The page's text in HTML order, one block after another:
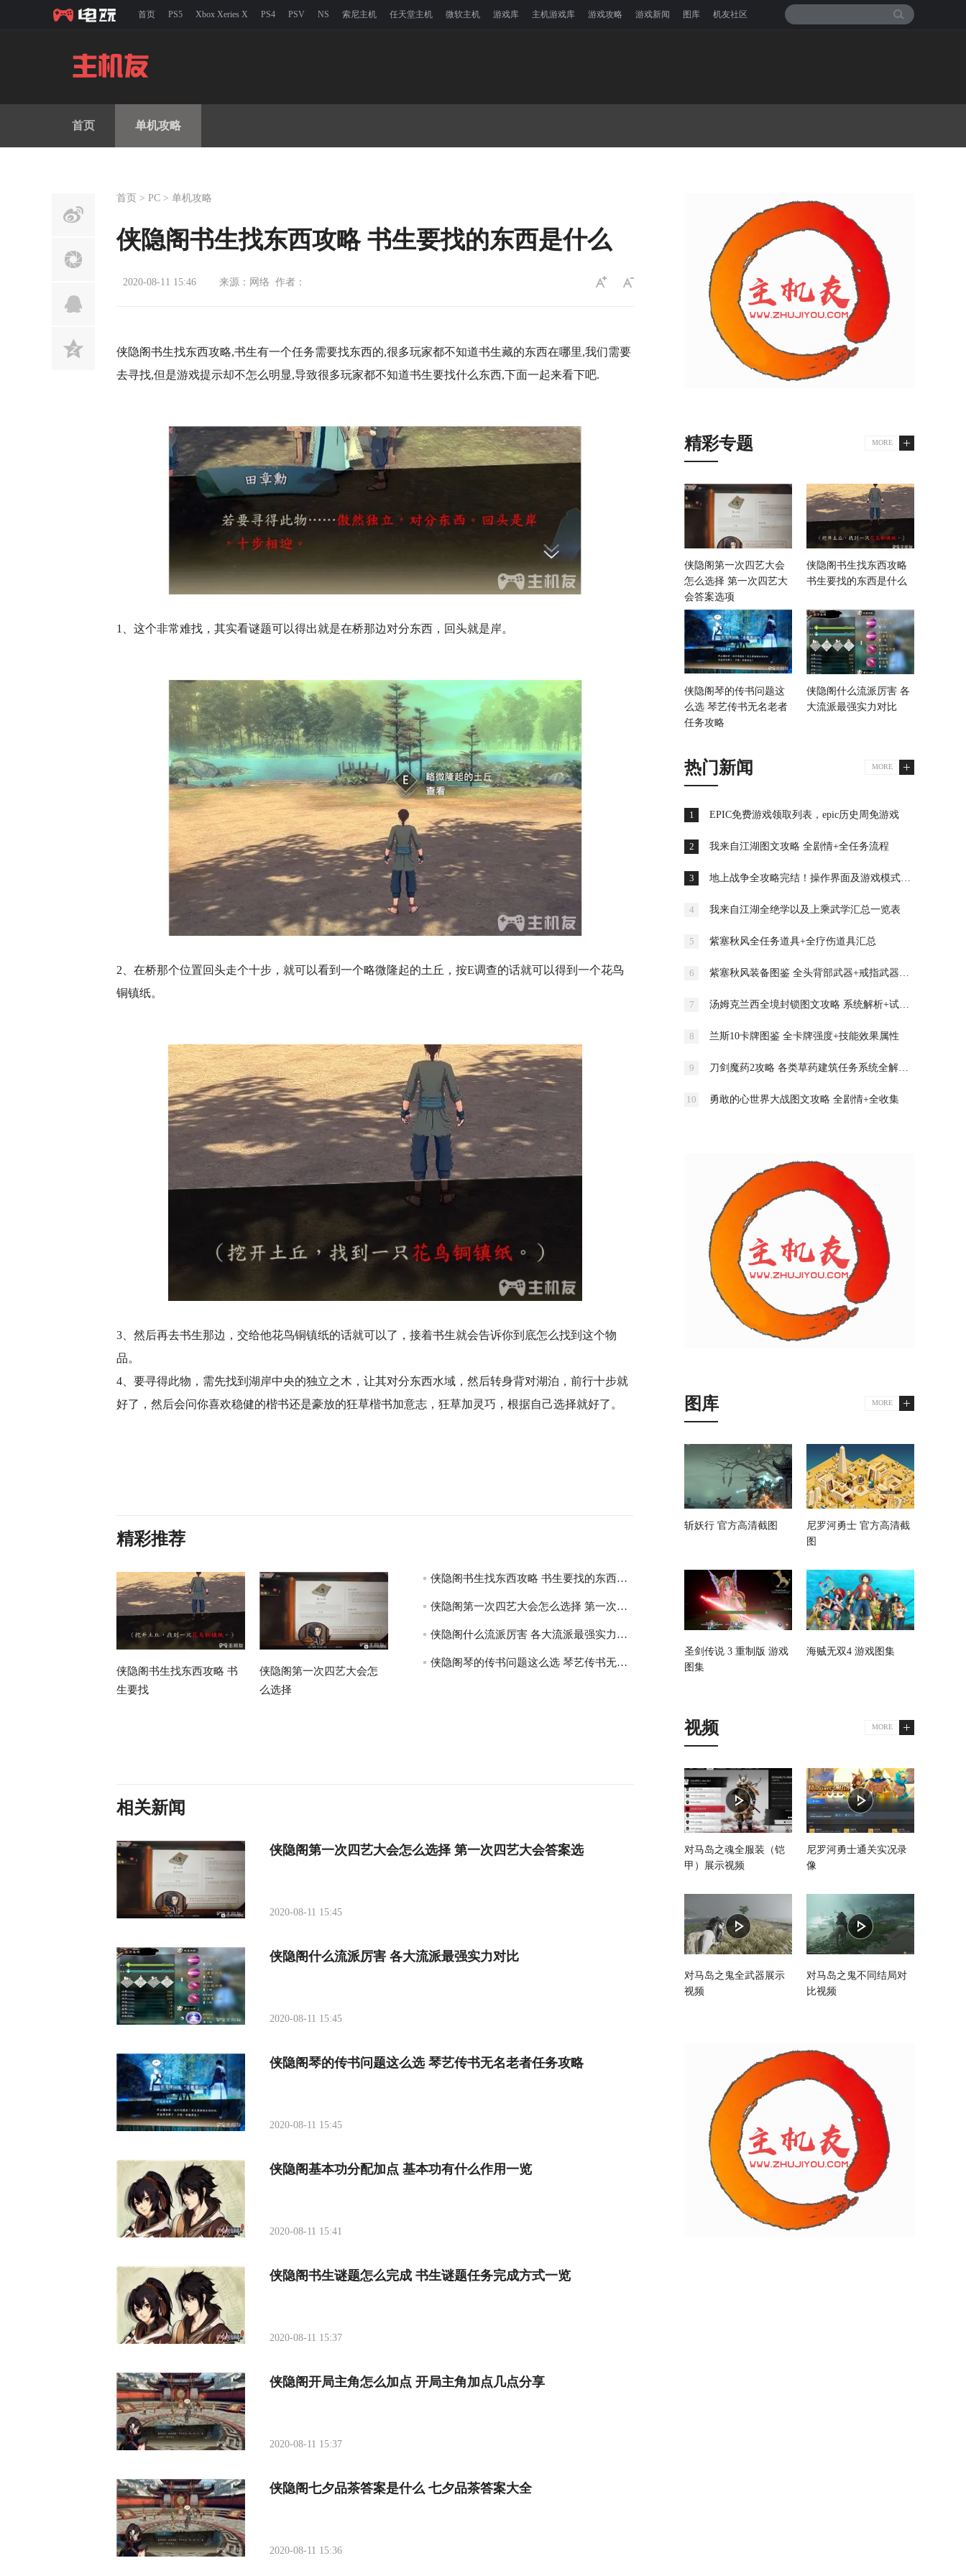
主机友游戏网
首页 PS5 Xbox Xeries X PS4 PSV NS 索尼主机 任天堂主机 微软主机 游戏库 主机游戏库 游戏攻略 游戏新闻 图库 机友社区
首页 单机攻略
首页 > PC > 单机攻略
侠隐阁书生找东西攻略 书生要找的东西是什么
2020-08-11 15:46 来源：网络 作者：
侠隐阁书生找东西攻略,书生有一个任务需要找东西的,很多玩家都不知道书生藏的东西在哪里,我们需要
去寻找,但是游戏提示却不怎么明显,导致很多玩家都不知道书生要找什么东西,下面一起来看下吧.
1、这个非常难找，其实看谜题可以得出就是在桥那边对分东西，回头就是岸。
2、在桥那个位置回头走个十步，就可以看到一个略微隆起的土丘，按E调查的话就可以得到一个花鸟
铜镇纸。
3、然后再去书生那边，交给他花鸟铜镇纸的话就可以了，接着书生就会告诉你到底怎么找到这个物
品。
4、要寻得此物，需先找到湖岸中央的独立之木，让其对分东西水域，然后转身背对湖泊，前行十步就
好了，然后会问你喜欢稳健的楷书还是豪放的狂草楷书加意志，狂草加灵巧，根据自己选择就好了。
精彩推荐
侠隐阁书生找东西攻略 书
生要找
侠隐阁第一次四艺大会怎
么选择
侠隐阁书生找东西攻略 书生要找的东西是什么
侠隐阁第一次四艺大会怎么选择 第一次四艺大会答案选项
侠隐阁什么流派厉害 各大流派最强实力对比
侠隐阁琴的传书问题这么选 琴艺传书无名老者任务攻略
相关新闻
侠隐阁第一次四艺大会怎么选择 第一次四艺大会答案选
2020-08-11 15:45
侠隐阁什么流派厉害 各大流派最强实力对比
2020-08-11 15:45
侠隐阁琴的传书问题这么选 琴艺传书无名老者任务攻略
2020-08-11 15:45
侠隐阁基本功分配加点 基本功有什么作用一览
2020-08-11 15:41
侠隐阁书生谜题怎么完成 书生谜题任务完成方式一览
2020-08-11 15:37
侠隐阁开局主角怎么加点 开局主角加点几点分享
2020-08-11 15:37
侠隐阁七夕品茶答案是什么 七夕品茶答案大全
2020-08-11 15:36
MORE
精彩专题
侠隐阁书生找东西攻略
书生要找的东西是什么
侠隐阁第一次四艺大会
怎么选择 第一次四艺大
会答案选项
侠隐阁什么流派厉害 各
大流派最强实力对比
侠隐阁琴的传书问题这
么选 琴艺传书无名老者
任务攻略
MORE
热门新闻
EPIC免费游戏领取列表，epic历史周免游戏
我来自江湖图文攻略 全剧情+全任务流程
地上战争全攻略完结！操作界面及游戏模式全解析
我来自江湖全绝学以及上乘武学汇总一览表
紫塞秋风全任务道具+全疗伤道具汇总
紫塞秋风装备图鉴 全头背部武器+戒指武器图鉴介绍
汤姆克兰西全境封锁图文攻略 系统解析+试玩流程
兰斯10卡牌图鉴 全卡牌强度+技能效果属性
刀剑魔药2攻略 各类草药建筑任务系统全解析攻略
勇敢的心世界大战图文攻略 全剧情+全收集
MORE
图库
尼罗河勇士 官方高清截
图
斩妖行 官方高清截图
海贼无双4 游戏图集
圣剑传说 3 重制版 游戏
图集
MORE
视频
尼罗河勇士通关实况录
像
对马岛之魂全服装（铠
甲）展示视频
对马岛之鬼不同结局对
比视频
对马岛之鬼全武器展示
视频